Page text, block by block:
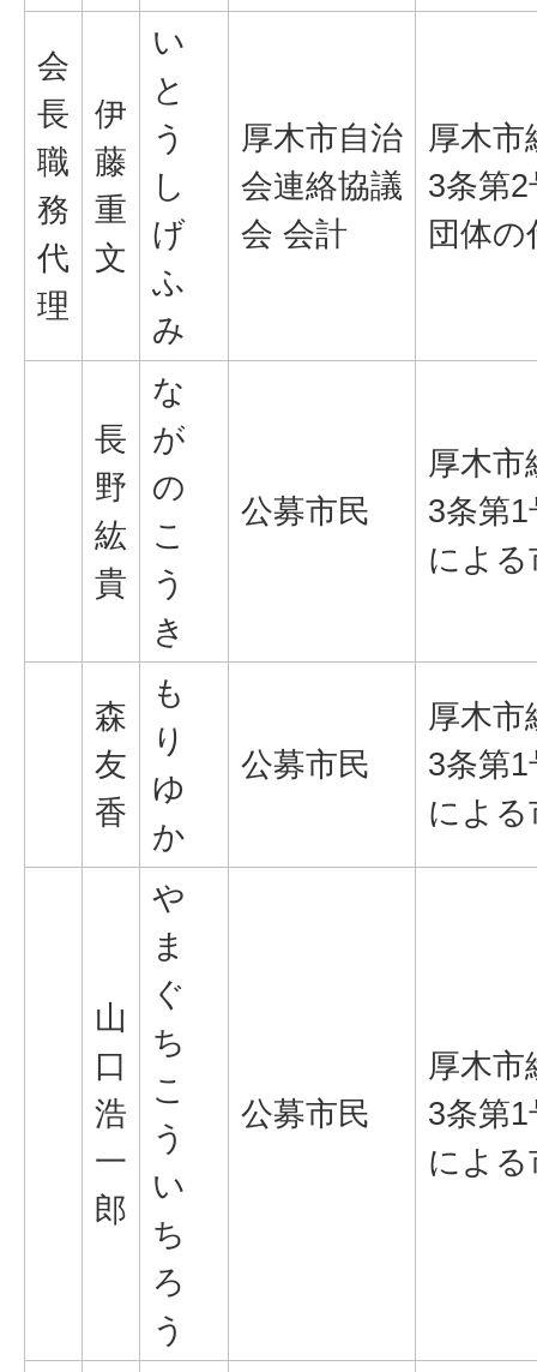
会
長
職
務
代
理
伊
藤
重
文
い
と
う
し
げ
ふ
み
厚木市自治
会連絡協議
会 会計
厚木市
3条第
団体
長
野
紘
貴
な
が
の
こ
う
き
公募市民
厚木市
3条第
によ
森
友
香
も
り
ゆ
か
公募市民
厚木市
3条第
によ
山
口
浩
一
郎
や
ま
ぐ
ち
こ
う
い
ち
ろ
う
公募市民
厚木市
3条第
によ